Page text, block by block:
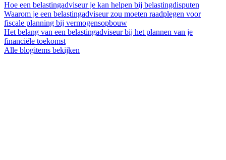
Hoe een belastingadviseur je kan helpen bij belastingdisputen
Waarom je een belastingadviseur zou moeten raadplegen voor
fiscale planning bij vermogensopbouw
Het belang van een belastingadviseur bij het plannen van je
financiële toekomst
Alle blogitems bekijken